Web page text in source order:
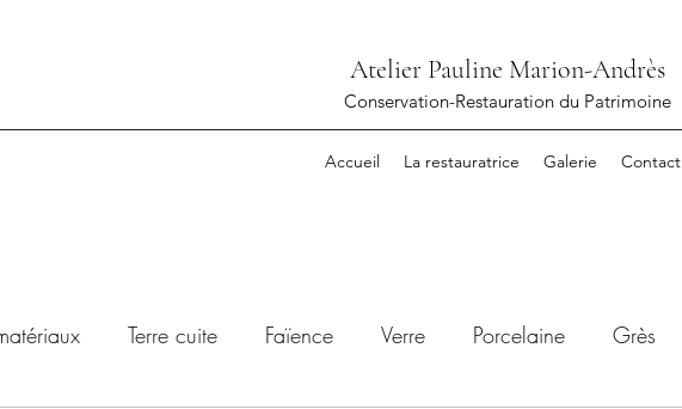
Atelier Pauline Marion-Andrès
Conservation-Restauration du Patrimoine
Accueil La restauratrice Galerie Contact
Terre cuite Faïence Verre Porcelaine Grès